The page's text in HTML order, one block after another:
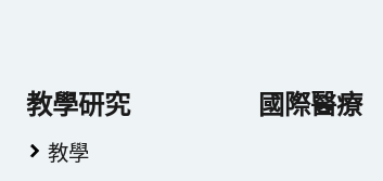
教學研究
教學
國際醫療